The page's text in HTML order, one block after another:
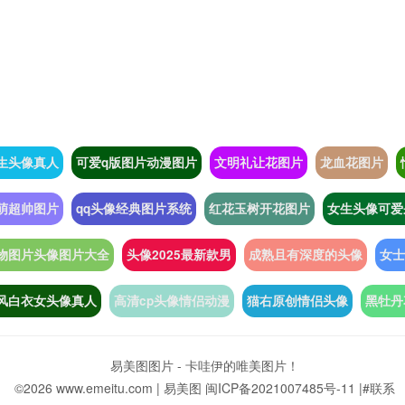
头像真人 可爱q版图片动漫图片 文明礼让花图片 龙血花图片
超帅图片 qq头像经典图片系统 红花玉树开花图片 女生头像可
图片头像图片大全 头像2025最新款男 成熟且有深度的头像 女
白衣女头像真人 高清cp头像情侣动漫 猫右原创情侣头像 黑牡
易美图图片 - 卡哇伊的唯美图片！
©2026 www.emeitu.com | 易美图 闽ICP备2021007485号-11 |#联系